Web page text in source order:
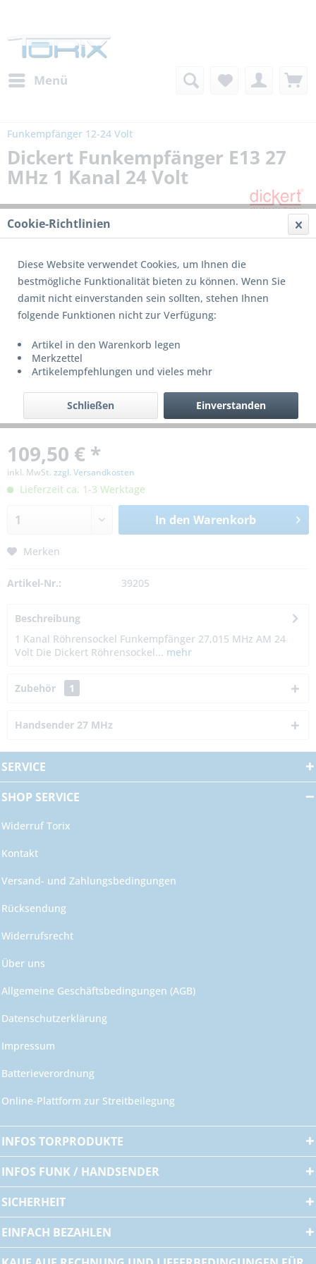
Menü
Funkempfänger 12-24 Volt
Dickert Funkempfänger E13 27
MHz 1 Kanal 24 Volt
109,50 € *
inkl. MwSt. zzgl. Versandkosten
Lieferzeit ca. 1-3 Werktage
In den Warenkorb
Merken
Artikel-Nr.: 39205
Beschreibung
1 Kanal Röhrensockel Funkempfänger 27,015 MHz AM 24
Volt Die Dickert Röhrensockel... mehr
Zubehör 1
Handsender 27 MHz
SERVICE
SHOP SERVICE
Widerruf Torix
Kontakt
Versand- und Zahlungsbedingungen
Rücksendung
Widerrufsrecht
Über uns
Allgemeine Geschäftsbedingungen (AGB)
Datenschutzerklärung
Impressum
Batterieverordnung
Online-Plattform zur Streitbeilegung
INFOS TORPRODUKTE
INFOS FUNK / HANDSENDER
SICHERHEIT
EINFACH BEZAHLEN
Cookie-Richtlinien
Diese Website verwendet Cookies, um Ihnen die
bestmögliche Funktionalität bieten zu können. Wenn Sie
damit nicht einverstanden sein sollten, stehen Ihnen
folgende Funktionen nicht zur Verfügung:
Artikel in den Warenkorb legen
Merkzettel
Artikelempfehlungen und vieles mehr
Einverstanden
Schließen